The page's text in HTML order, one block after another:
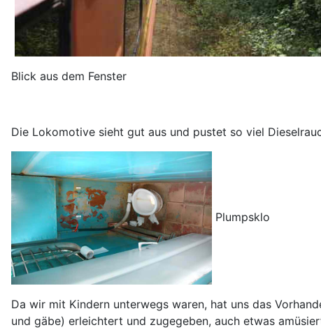
Blick aus dem Fenster
Die Lokomotive sieht gut aus und pustet so viel
Plumpsklo
Da wir mit Kindern unterwegs waren, hat uns das
und gäbe) erleichtert und zugegeben, auch etwas